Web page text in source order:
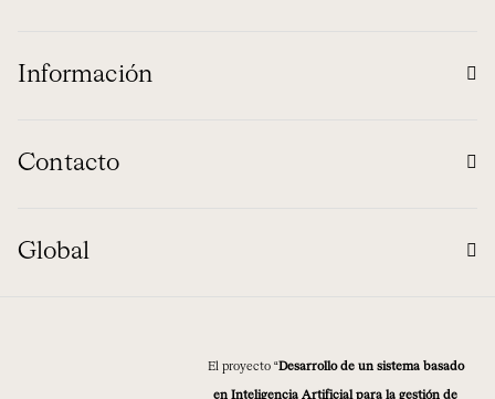
Información
Contacto
Global
El proyecto “Desarrollo de un sistema basado
en Inteligencia Artificial para la gestión de